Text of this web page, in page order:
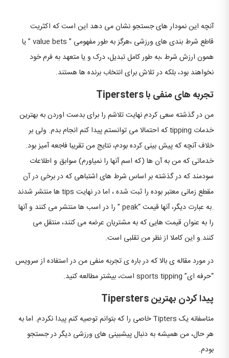
آنچه این نمودار های جستجو نشان می دهد این است که اکثریت
قاطع شرط بندی های ورزشی ،هرگز به طور مفهومی ” value bets ” یا
همون ارزش شرط ،به طور کامل تبدیل، درک و یا متعهد به فرم خود
نخواهند بود، بلکه در تلاش برای انتخاب برنده ها هستند.
تجربه های منفی با Tipersters
من در گذشته سعی کردم نهایت تلاشم را برای بدست اوردن به بهترین
خدمات tipping که احتمالا می توانستم پیدا کنم انجام بدم. ولی بر
خلاف آنچه که پیش بینی کرده بودم، نتایج من تقریبا فاجعه آمیز بود.
خدماتی که من به آن ها (که اسم آنها را نمیاورم) سوابق و اطلاعات
سودمند که در گذشته بر اساس شرط های اشتباهی که در برخی در آن
مقطع زمانی معتبر بوده را ثبت شده ، اما در نهایت tips ها منتشر شدند
.به عبارت دیگر، آنها قیمت “peak ” را در اسب ها منتشر می کنند و آنها
را به عنوان قیمت هایی که به مشتریان عرضه می کنند، منتقل می
کنند.و این کاملا از نظر من تقلبی است.
در مورد مقاله ی بالا که در باره ی تجربه منفی من در استفاده از سرویس
“حرفه ای” sports tipping است، بیشتر مطالعه کنید.
پیدا کردن بهترین Tipersters
متاسفانه یک Tipters خاصی را که بتوانم توصیه کنم پیدا نکردم. اما به
هر حال، من همیشه به دنبال پیشبینی های ورزشی دیگر در جستجو
بودم.